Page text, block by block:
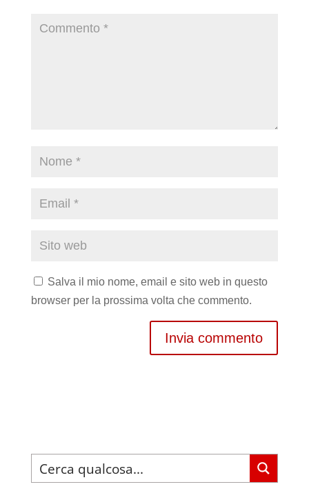
Salva il mio nome, email e sito web in questo
browser per la prossima volta che commento.